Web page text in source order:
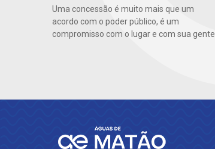
Uma concessão é muito mais que um
acordo com o poder público, é um
compromisso com o lugar e com sua gente.